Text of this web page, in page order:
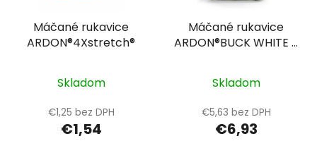
Máčané rukavice
ARDON®4Xstretch®
Skladom
€1,25 bez DPH
€1,54
Máčané rukavice
ARDON®BUCK WHITE -
Skladom
€5,63 bez DPH
€6,93